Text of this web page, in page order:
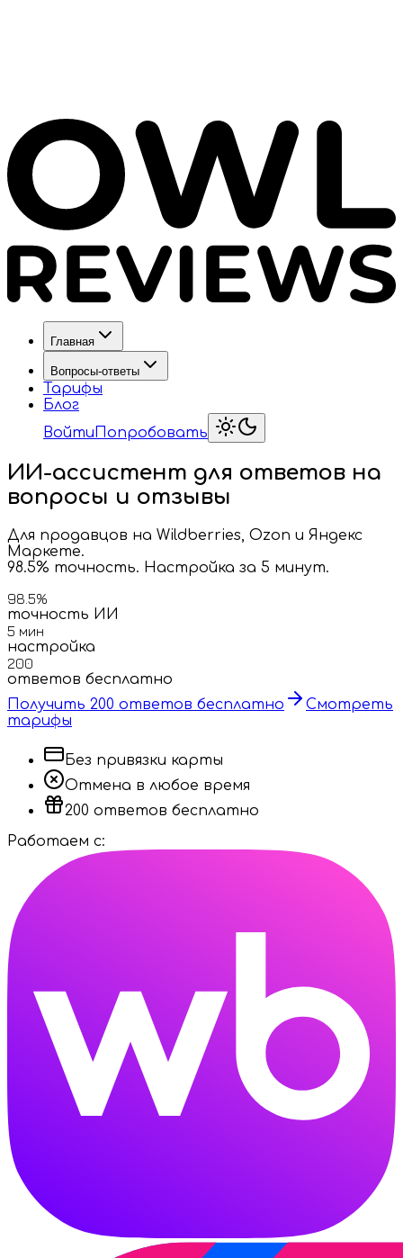
Главная
Вопросы-ответы
Тарифы
Блог
ВойтиПопробовать
ИИ-ассистент для ответов на
вопросы и отзывы
Для продавцов на Wildberries, Ozon и Яндекс
Маркете.
98.5% точность. Настройка за 5 минут.
98.5%
точность ИИ
5 мин
настройка
200
ответов бесплатно
Получить 200 ответов бесплатно
Смотреть
тарифы
Без привязки карты
Отмена в любое время
200 ответов бесплатно
Работаем с: